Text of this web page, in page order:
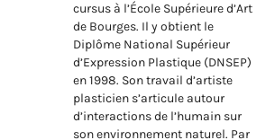
cursus à l’École Supérieure d’Art
de Bourges. Il y obtient le
Diplôme National Supérieur
d’Expression Plastique (DNSEP)
en 1998. Son travail d’artiste
plasticien s’articule autour
d’interactions de l’humain sur
son environnement naturel. Par